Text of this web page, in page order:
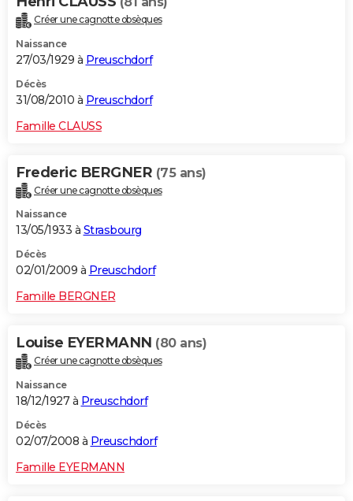
Créer une cagnotte obsèques
Naissance
27/03/1929 à Preuschdorf
Décès
31/08/2010 à Preuschdorf
Famille CLAUSS
Frederic BERGNER (75 ans)
Créer une cagnotte obsèques
Naissance
13/05/1933 à Strasbourg
Décès
02/01/2009 à Preuschdorf
Famille BERGNER
Louise EYERMANN (80 ans)
Créer une cagnotte obsèques
Naissance
18/12/1927 à Preuschdorf
Décès
02/07/2008 à Preuschdorf
Famille EYERMANN